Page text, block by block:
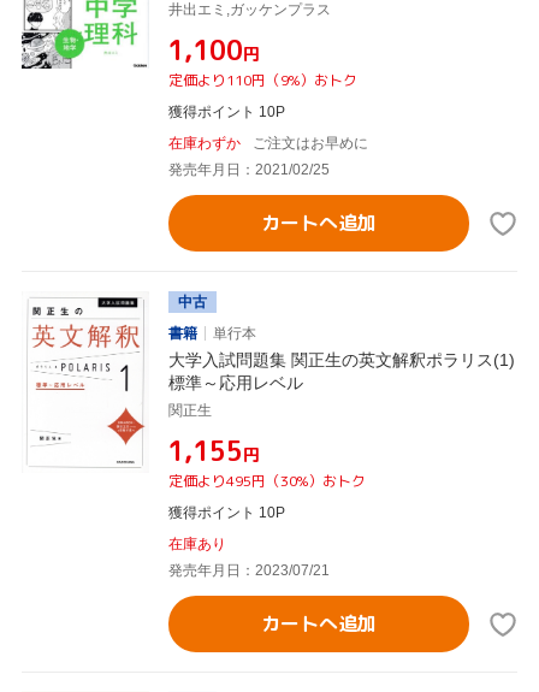
井出エミ,ガッケンプラス
¥1,100円
定価より110円（9%）おトク
獲得ポイント 10P
在庫わずか
ご注文はお早めに
発売年月日：2021/02/25
カートへ追加
中古
書籍
単行本
大学入試問題集 関正生の英文解釈ポラリス(1)
標準～応用レベル
関正生
¥1,155円
定価より495円（30%）おトク
獲得ポイント 10P
在庫あり
発売年月日：2023/07/21
カートへ追加